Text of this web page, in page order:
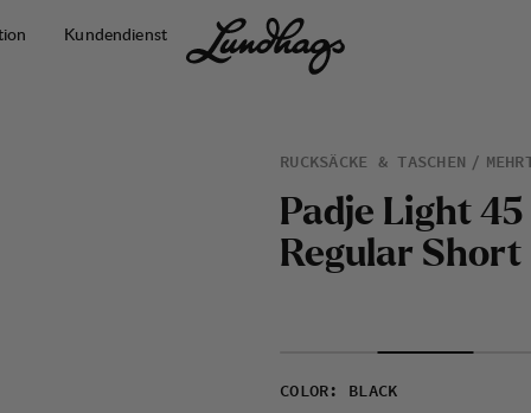
Kundendienst
RUCKSÄCKE & TASCHEN
Padje Light 45
Regular Short
COLOR : BLACK